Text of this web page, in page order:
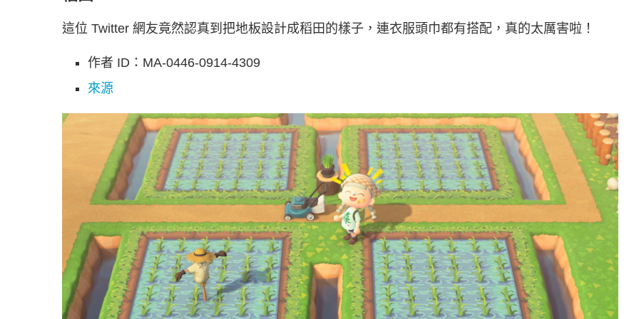
這位 Twitter 網友竟然認真到把地板設計成稻田的樣子，連衣服頭巾都有搭配，真的太厲害啦！
作者 ID：MA-0446-0914-4309
來源